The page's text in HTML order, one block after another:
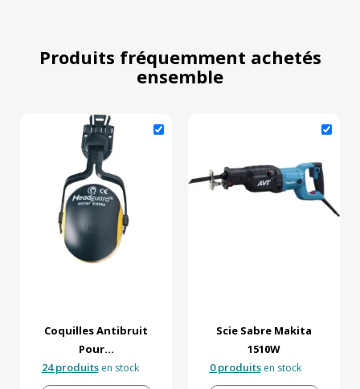
Produits fréquemment achetés
ensemble
Coquilles Antibruit
Pour...
24 produitsen stock
Scie Sabre Makita
1510W
0 produitsen stock